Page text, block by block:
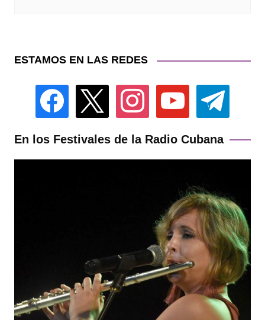
ESTAMOS EN LAS REDES
facebook instagram youtube telegram
En los Festivales de la Radio Cubana